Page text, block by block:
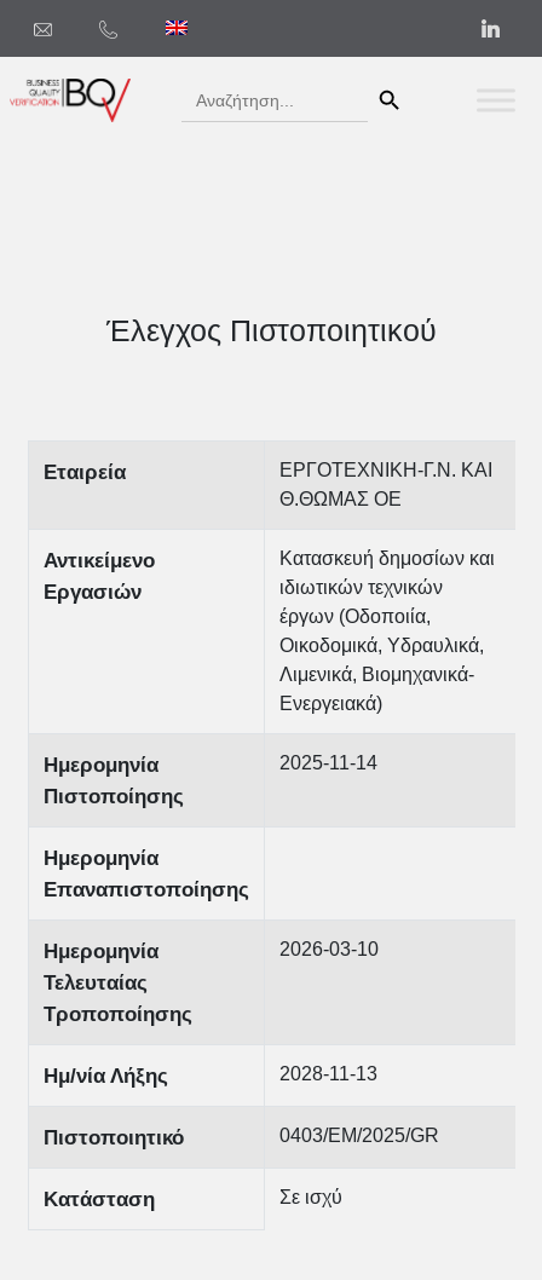
Search
for:
Έλεγχος Πιστοποιητικού
Εταιρεία
ΕΡΓΟΤΕΧΝΙΚΗ-Γ.Ν. ΚΑΙ
Θ.ΘΩΜΑΣ ΟΕ
Αντικείμενο
Εργασιών
Κατασκευή δημοσίων και
ιδιωτικών τεχνικών
έργων (Οδοποιία,
Οικοδομικά, Υδραυλικά,
Λιμενικά, Βιομηχανικά-
Ενεργειακά)
Ημερομηνία
Πιστοποίησης
2025-11-14
Ημερομηνία
Επαναπιστοποίησης
Ημερομηνία
Τελευταίας
Τροποποίησης
2026-03-10
Ημ/νία Λήξης 2028-11-13
Πιστοποιητικό 0403/EM/2025/GR
Κατάσταση Σε ισχύ